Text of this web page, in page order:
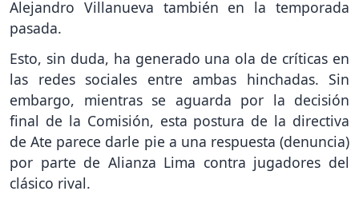
Alejandro Villanueva también en la temporada
pasada.
Esto, sin duda, ha generado una ola de críticas en
las redes sociales entre ambas hinchadas. Sin
embargo, mientras se aguarda por la decisión
final de la Comisión, esta postura de la directiva
de Ate parece darle pie a una respuesta (denuncia)
por parte de Alianza Lima contra jugadores del
clásico rival.